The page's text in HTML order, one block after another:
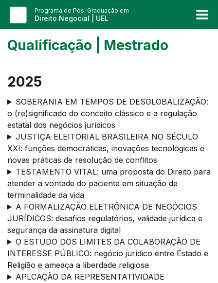
Programa de Pós-Graduação em
Direito Negocial | UEL
Qualificação | Mestrado
2025
SOBERANIA EM TEMPOS DE DESGLOBALIZAÇÃO:
o (re)significado do conceito clássico e a regulação
estatal dos negócios jurídicos
JUSTIÇA ELEITORIAL BRASILEIRA NO SÉCULO
XXI: funções democráticas, inovações tecnológicas e
novas práticas de resolução de conflitos
TESTAMENTO VITAL: uma proposta do Direito para
atender a vontade do paciente em situação de
terminalidade da vida
A FORMALIZAÇÃO ELETRÔNICA DE NEGÓCIOS
JURÍDICOS: desafios regulatórios, validade jurídica e
segurança da assinatura digital
O ESTUDO DOS LIMITES DA COLABORAÇÃO DE
INTERESSE PÚBLICO: negócio jurídico entre Estado e
Religião e ameaça a liberdade religiosa
APLCAÇÃO DA REPRESENTATIVIDADE